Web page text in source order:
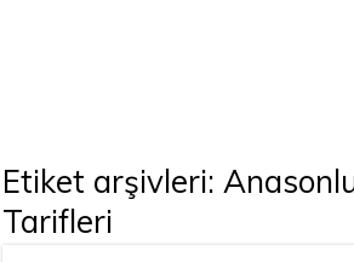
Etiket arşivleri:
Tarifleri